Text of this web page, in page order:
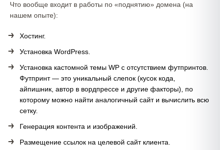
Что вообще входит в работы по «поднятию» домена (на
нашем опыте):
Хостинг.
Установка WordPress.
Установка кастомной темы WP с отсутствием футпринтов.
Футпринт — это уникальный слепок (кусок кода,
айпишник, автор в вордпрессе и другие факторы), по
которому можно найти аналогичный сайт и вычислить всю
сетку.
Генерация контента и изображений.
Размещение ссылок на целевой сайт клиента.